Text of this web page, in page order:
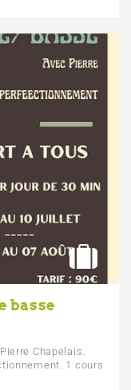
basse
Chapelais.
1 cours